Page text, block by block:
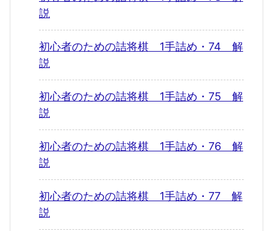
説
初心者のための詰将棋 1手詰め・74 解
説
初心者のための詰将棋 1手詰め・75 解
説
初心者のための詰将棋 1手詰め・76 解
説
初心者のための詰将棋 1手詰め・77 解
説